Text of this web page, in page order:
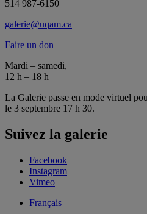
514 987-6150
galerie@uqam.ca
Faire un don
Mardi – samedi,
12 h – 18 h
La Galerie passe en mode virtuel
le 3 septembre 17 h 30.
Suivez la galerie
Facebook
Instagram
Vimeo
Français